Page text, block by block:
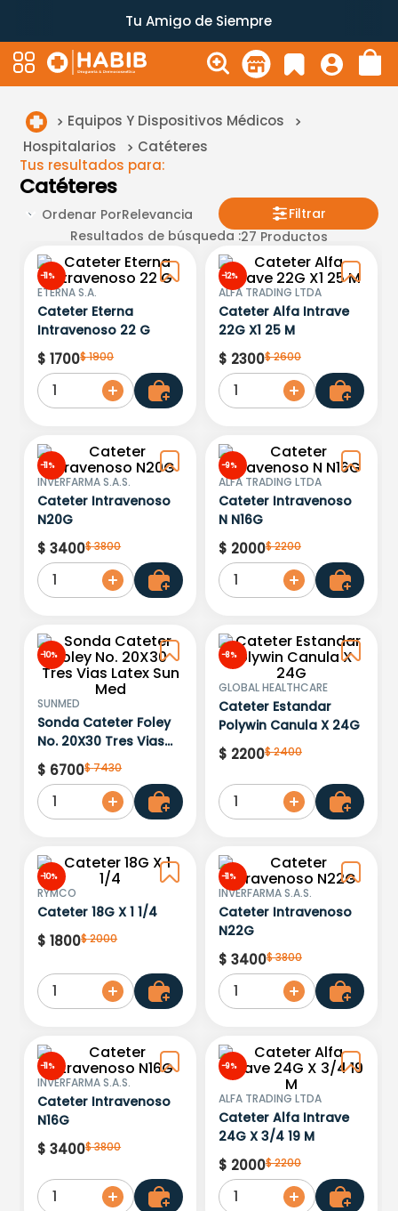
Tu Amigo de Siempre
Equipos Y Dispositivos Médicos
Hospitalarios
Catéteres
Tus resultados para:
Catéteres
Ordenar PorRelevancia
Filtrar
Resultados de búsqueda :27 Productos
-11 %
ETERNA S.A.
Cateter Eterna
Intravenoso 22 G
$ 1700$1900
1
-12 %
ALFA TRADING LTDA
Cateter Alfa Intrave
22G X1 25 M
$ 2300$2600
1
-11 %
INVERFARMA S.A.S.
Cateter Intravenoso
N20G
$ 3400$3800
1
-9 %
ALFA TRADING LTDA
Cateter Intravenoso
N N16G
$ 2000$2200
1
-10 %
SUNMED
Sonda Cateter Foley
No. 20X30 Tres Vias
Latex Sun Med
$ 6700$7430
1
-8 %
GLOBAL HEALTHCARE
Cateter Estandar
Polywin Canula X 24G
$ 2200$2400
1
-10 %
RYMCO
Cateter 18G X 1 1/4
$ 1800$2000
1
-11 %
INVERFARMA S.A.S.
Cateter Intravenoso
N22G
$ 3400$3800
1
-11 %
INVERFARMA S.A.S.
Cateter Intravenoso
N16G
$ 3400$3800
1
-9 %
ALFA TRADING LTDA
Cateter Alfa Intrave
24G X 3/4 19 M
$ 2000$2200
1